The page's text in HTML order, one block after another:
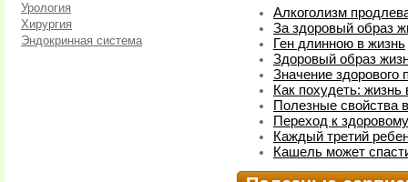
Урология
Хирургия
Эндокринная система
Алкоголизм
За здоровый образ
Ген длинною в жизнь
Здоровый образ
Значение здорового
Как похудеть: жизнь
Полезные свойства
Переход к
Каждый третий
Кашель может